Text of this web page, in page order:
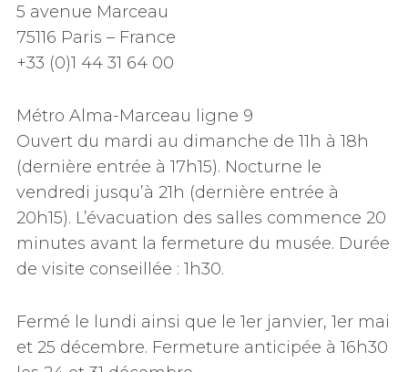
5 avenue Marceau
75116 Paris – France
+33 (0)1 44 31 64 00
Métro Alma-Marceau ligne 9
Ouvert du mardi au dimanche de 11h à 18h
(dernière entrée à 17h15). Nocturne le
vendredi jusqu’à 21h (dernière entrée à
20h15). L’évacuation des salles commence 20
minutes avant la fermeture du musée. Durée
de visite conseillée : 1h30.
Fermé le lundi ainsi que le 1er janvier, 1er mai
et 25 décembre. Fermeture anticipée à 16h30